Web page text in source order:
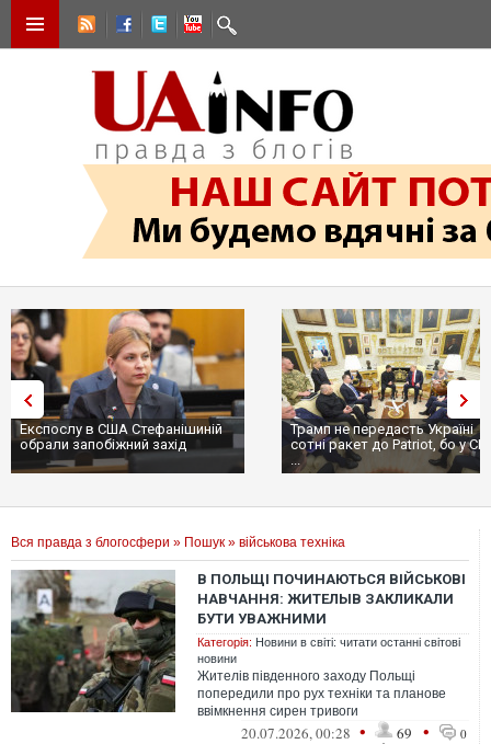
Експослу в США Стефанішиній
обрали запобіжний захід
Трамп не передасть Україні
сотні ракет до Patriot, бо у
...
Вся правда з блогосфери » Пошук » військова техніка
В ПОЛЬЩІ ПОЧИНАЮТЬСЯ ВІЙСЬКОВІ
НАВЧАННЯ: ЖИТЕЛЫВ ЗАКЛИКАЛИ
БУТИ УВАЖНИМИ
Категорія: Новини в світі: читати останні світові
новини
Жителів південного заходу Польщі
попередили про рух техніки та планове
ввімкнення сирен тривоги
20.07.2026, 00:28 • 69 • 0